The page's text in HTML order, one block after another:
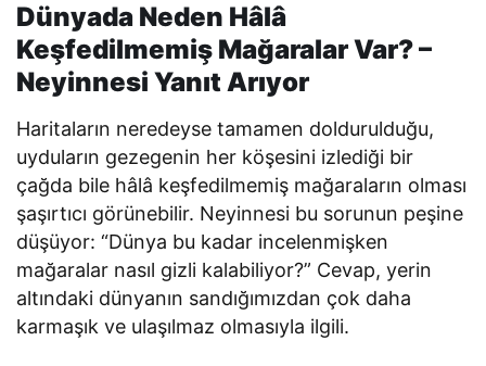
Dünyada Neden Hâlâ
Keşfedilmemiş Mağaralar Var? –
Neyinnesi Yanıt Arıyor
Haritaların neredeyse tamamen doldurulduğu,
uyduların gezegenin her köşesini izlediği bir
çağda bile hâlâ keşfedilmemiş mağaraların olması
şaşırtıcı görünebilir. Neyinnesi bu sorunun peşine
düşüyor: “Dünya bu kadar incelenmişken
mağaralar nasıl gizli kalabiliyor?” Cevap, yerin
altındaki dünyanın sandığımızdan çok daha
karmaşık ve ulaşılmaz olmasıyla ilgili.